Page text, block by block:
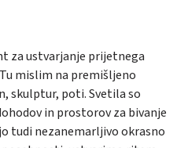
za ustvarjanje prijetnega
mislim na premišljeno
skulptur, poti. Svetila so
in prostorov za bivanje
tudi nezanemarljivo okrasno